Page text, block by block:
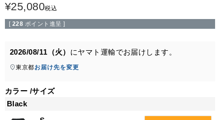
¥25,080税込
[ 228 ポイント進呈 ]
2026/08/11（火） にヤマト運輸でお届けします。
東京都お届け先を変更
カラー サイズ
Black